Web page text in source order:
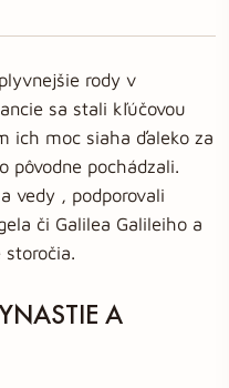
rody v
sa stali kľúčovou
ich moc siaha ďaleko za
pôvodne pochádzali.
vedy , podporovali
či Galilea Galileiho a
A